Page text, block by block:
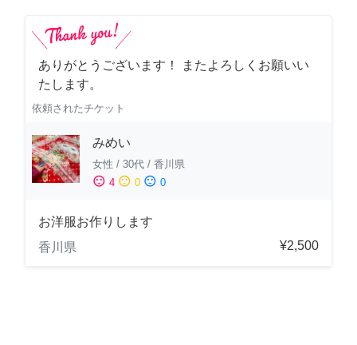
ありがとうございます！ またよろしくお願いい
たします。
依頼されたチケット
みめい
女性 / 30代 / 香川県
sentiment_satisfied 4 sentiment_neutral 0 sentiment_dissatisfied 0
お洋服お作りします
香川県
¥2,500